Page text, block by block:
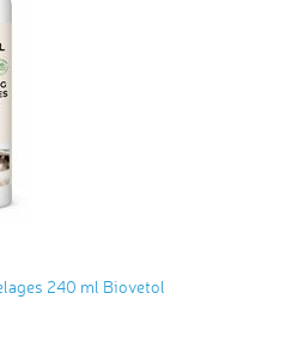
240 ml Biovetol